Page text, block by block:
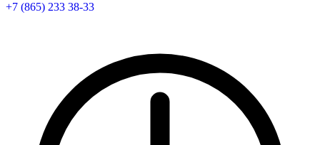
+7 (865) 233 38-33